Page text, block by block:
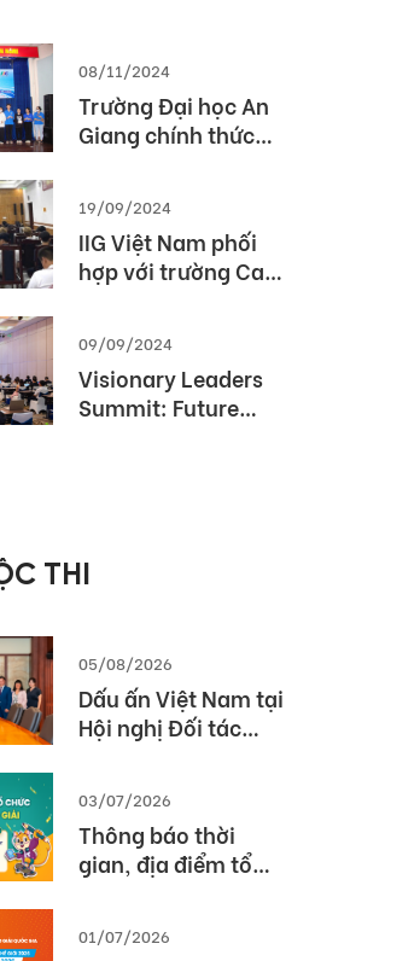
08/11/2024
Trường Đại học An
Giang chính thức
19/09/2024
IIG Việt Nam phối
hợp với trường Cao
“TOEIC- Chuẩn đầu
ra tiếng Anh- Bí
Quyết chinh phục
09/09/2024
Visionary Leaders
Summit: Future
trong nhà trường
THI
05/08/2026
Dấu ấn Việt Nam tại
Hội nghị Đối tác
Partner Summit –
GPS) 2026
03/07/2026
Thông báo thời
gian, địa điểm tổ
TOEFL Challenge
01/07/2026